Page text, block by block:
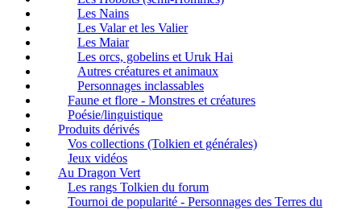
Les Nains
Les Valar et les Valier
Les Maiar
Les orcs, gobelins et Uruk Hai
Autres créatures et animaux
Personnages inclassables
Faune et flore - Monstres et créatures
Poésie/linguistique
Produits dérivés
Vos collections (Tolkien et générales)
Jeux vidéos
Au Dragon Vert
Les rangs Tolkien du forum
Tournoi de popularité - Personnages des Terres du